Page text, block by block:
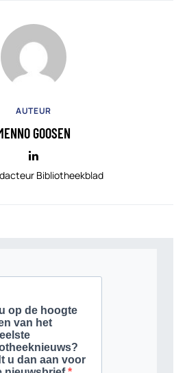
AUTEUR
GOOSEN
Bibliotheekblad